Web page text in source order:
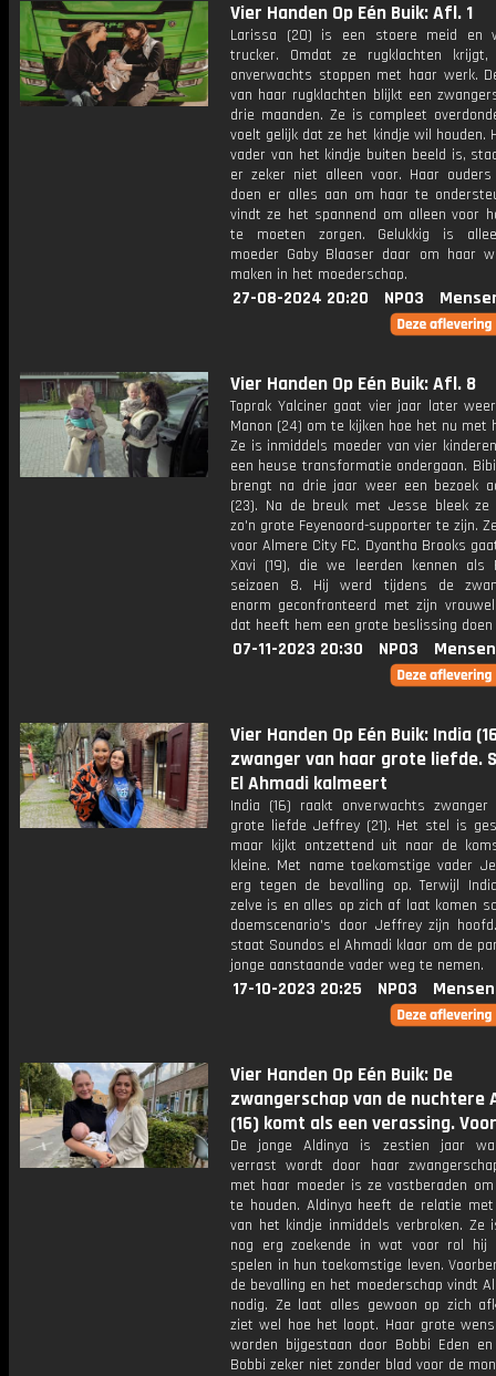
Vier Handen Op Eén Buik: Afl. 1
Larissa (20) is een stoere meid en
trucker. Omdat ze rugklachten
onverwachts stoppen met haar werk.
van haar rugklachten blijkt een
drie maanden. Ze is compleet
voelt gelijk dat ze het kindje wil houden.
vader van het kindje buiten beeld is,
er zeker niet alleen voor. Haar
doen er alles aan om haar te
vindt ze het spannend om alleen voor
te moeten zorgen. Gelukkig is
moeder Gaby Blaaser daar om haar
maken in het moederschap.
27-08-2024 20:20 NPO3
Vier Handen Op Eén Buik: Afl. 8
Toprak Yalciner gaat vier jaar later
Manon (24) om te kijken hoe het nu met
Ze is inmiddels moeder van vier
een heuse transformatie ondergaan.
brengt na drie jaar weer een bezoek
(23). Na de breuk met Jesse bleek
zo'n grote Feyenoord-supporter te zijn.
voor Almere City FC. Dyantha Brooks
Xavi (19), die we leerden kennen als
seizoen 8. Hij werd tijdens de
enorm geconfronteerd met zijn
dat heeft hem een grote beslissing doen
07-11-2023 20:30 NPO3
Vier Handen Op Eén Buik: India
zwanger van haar grote liefde.
El Ahmadi kalmeert
India (16) raakt onverwachts
grote liefde Jeffrey (21). Het stel is
maar kijkt ontzettend uit naar de
kleine. Met name toekomstige vader
erg tegen de bevalling op. Terwijl
zelve is en alles op zich af laat komen
doemscenario's door Jeffrey zijn
staat Soundos el Ahmadi klaar om de
jonge aanstaande vader weg te nemen.
17-10-2023 20:25 NPO3
Vier Handen Op Eén Buik: De
zwangerschap van de nuchtere
(16) komt als een verassing.
De jonge Aldinya is zestien jaar
verrast wordt door haar
met haar moeder is ze vastberaden
te houden. Aldinya heeft de relatie
van het kindje inmiddels verbroken. Ze
nog erg zoekende in wat voor rol hij
spelen in hun toekomstige leven.
de bevalling en het moederschap vindt
nodig. Ze laat alles gewoon op zich
ziet wel hoe het loopt. Haar grote
worden bijgestaan door Bobbi Eden
Bobbi zeker niet zonder blad voor de